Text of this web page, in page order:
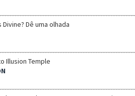
Dê uma olhada
Illusion Temple